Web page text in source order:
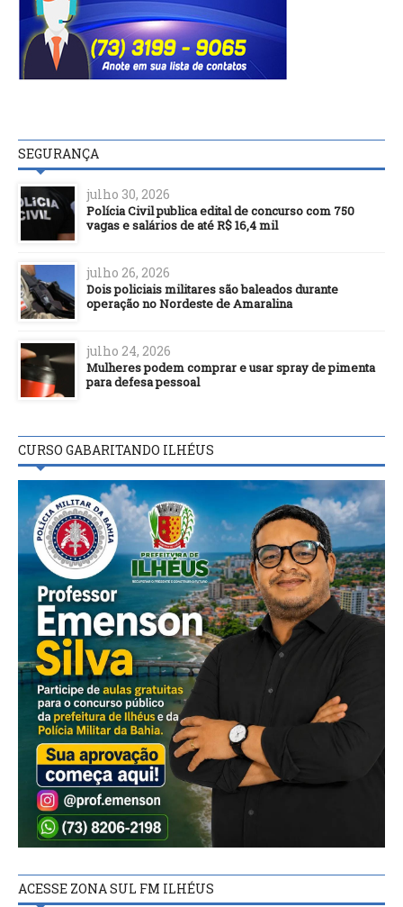
SEGURANÇA
julho 30, 2026
Polícia Civil publica edital de concurso com 750
vagas e salários de até R$ 16,4 mil
julho 26, 2026
Dois policiais militares são baleados durante
operação no Nordeste de Amaralina
julho 24, 2026
Mulheres podem comprar e usar spray de pimenta
para defesa pessoal
CURSO GABARITANDO ILHÉUS
ACESSE ZONA SUL FM ILHÉUS